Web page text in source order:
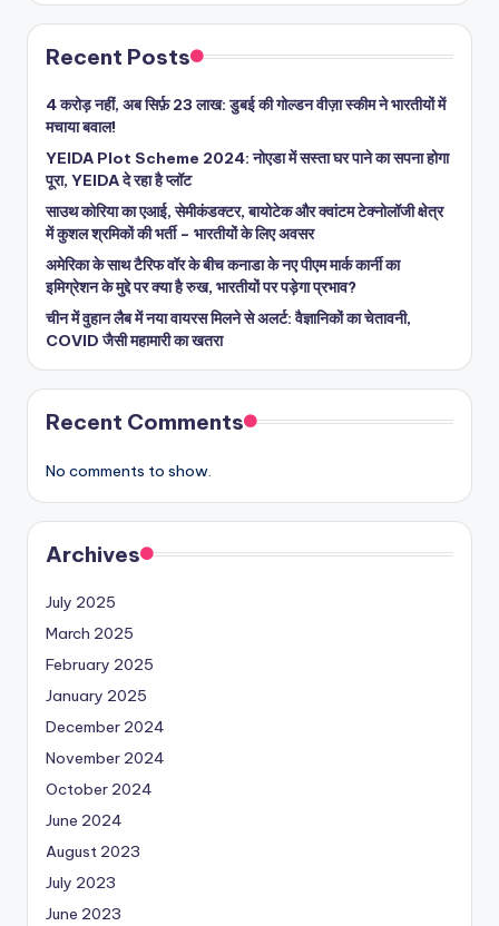
Recent Posts
4 करोड़ नहीं, अब सिर्फ़ 23 लाख: डुबई की गोल्डन वीज़ा स्कीम ने भारतीयों में
मचाया बवाल!
YEIDA Plot Scheme 2024: नोएडा में सस्ता घर पाने का सपना होगा
पूरा, YEIDA दे रहा है प्लॉट
साउथ कोरिया का एआई, सेमीकंडक्टर, बायोटेक और क्वांटम टेक्नोलॉजी क्षेत्र
में कुशल श्रमिकों की भर्ती – भारतीयों के लिए अवसर
अमेरिका के साथ टैरिफ वॉर के बीच कनाडा के नए पीएम मार्क कार्नी का
इमिग्रेशन के मुद्दे पर क्या है रुख, भारतीयों पर पड़ेगा प्रभाव?
चीन में वुहान लैब में नया वायरस मिलने से अलर्ट: वैज्ञानिकों का चेतावनी,
COVID जैसी महामारी का खतरा
Recent Comments
No comments to show.
Archives
July 2025
March 2025
February 2025
January 2025
December 2024
November 2024
October 2024
June 2024
August 2023
July 2023
June 2023